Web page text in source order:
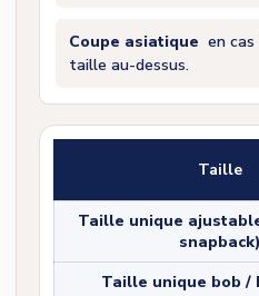
Coupe asiatique en
taille au-dessus.
Taille
Taille unique
snapback)
Taille unique bob /